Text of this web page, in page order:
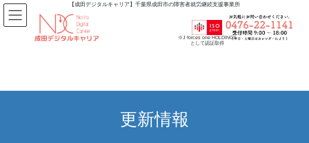
【成田デジタルキャリア】千葉県成田市の障害者就労継続支援事業所
※J forces one HOLDINGS
として認証取得
更新情報